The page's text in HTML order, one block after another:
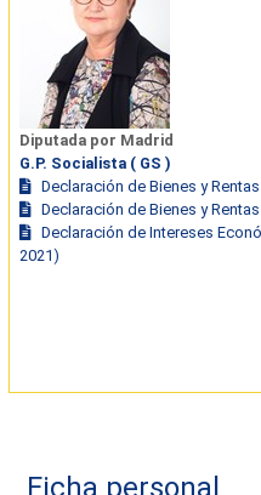
Diputada por Madrid
G.P. Socialista ( GS )
Declaración de Bienes y
Declaración de Bienes y
Declaración de Intereses
2021)
Ficha personal